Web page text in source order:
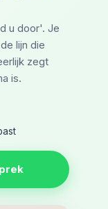
u door'. Je
lijn die
zegt
is.